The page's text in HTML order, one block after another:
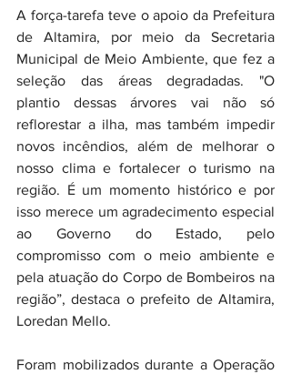
A força-tarefa teve o apoio da Prefeitura
de Altamira, por meio da Secretaria
Municipal de Meio Ambiente, que fez a
seleção das áreas degradadas. "O
plantio dessas árvores vai não só
reflorestar a ilha, mas também impedir
novos incêndios, além de melhorar o
nosso clima e fortalecer o turismo na
região. É um momento histórico e por
isso merece um agradecimento especial
ao Governo do Estado, pelo
compromisso com o meio ambiente e
pela atuação do Corpo de Bombeiros na
região”, destaca o prefeito de Altamira,
Loredan Mello.
Foram mobilizados durante a Operação